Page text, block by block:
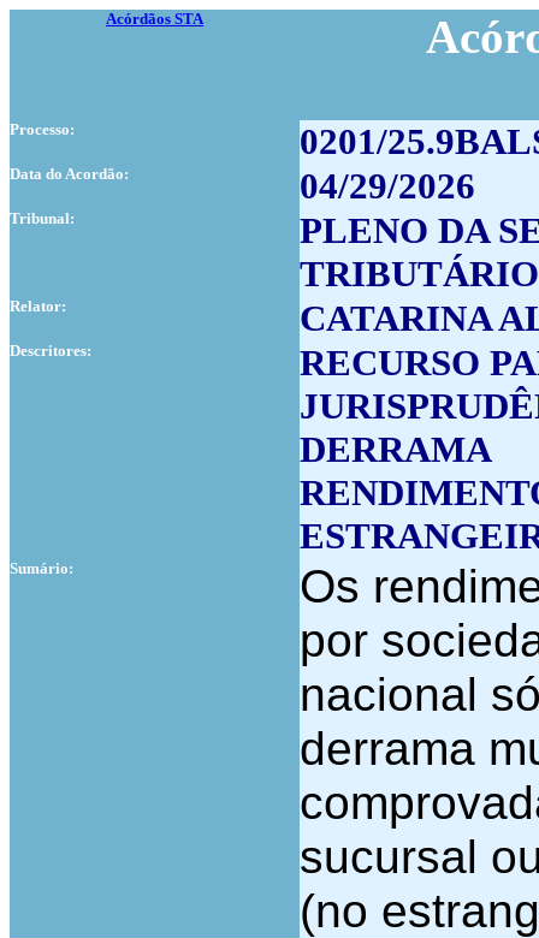
Acórdãos STA
Processo: 0201/
Data do Acordão: 04/29/2026
Tribunal:
PLENO DA
TRIBUTÁRIO
Relator: CATARINA
Descritores:
RECURSO
DERRAMA
Sumário:
Os
por
nacional
derrama
sucursal
(no